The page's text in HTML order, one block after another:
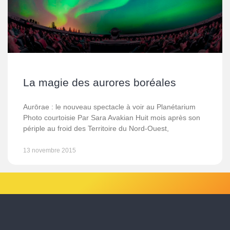
La magie des aurores boréales
Aurōrae : le nouveau spectacle à voir au Planétarium
Photo courtoisie Par Sara Avakian Huit mois après son
périple au froid des Territoire du Nord-Ouest,
13 novembre 2015